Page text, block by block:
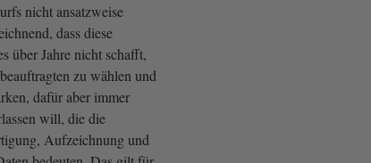
nicht ansatzweise
dass diese
über Jahre nicht schafft,
zu wählen und
dafür aber immer
will, die die
Aufzeichnung und